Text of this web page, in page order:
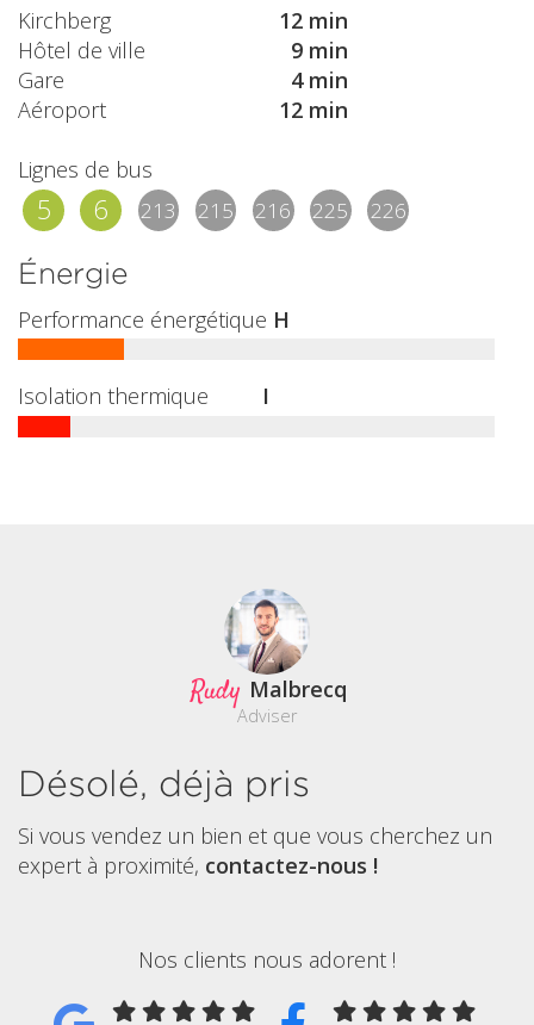
Kirchberg
12 min
Hôtel de ville
9 min
Gare
4 min
Aéroport
12 min
Lignes de bus
5 6 213 215 216 225 226
Énergie
Performance énergétique H
Isolation thermique I
Rudy Malbrecq
Adviser
Désolé, déjà pris
Si vous vendez un bien et que vous cherchez un
expert à proximité, contactez-nous !
Nos clients nous adorent !